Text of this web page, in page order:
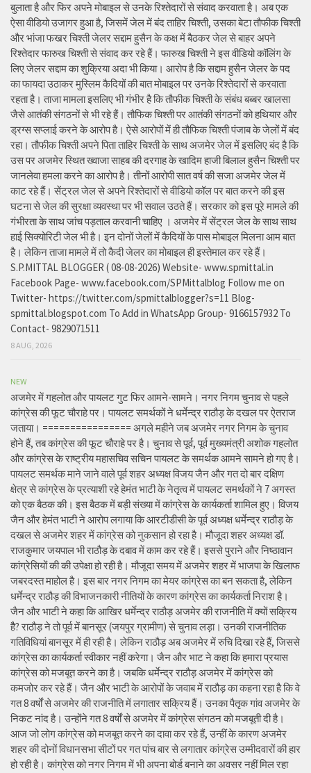
बुलाता है और फिर अपने मोबाइल से उनके रिश्तेदारों से संवाद करवाता है। अब एक
ऐसा वीडियो उजागर हुआ है, जिसमें जेल में बंद ताहिर चिश्ती, उसका बेटा तौफीक चिश्ती
और भांजा फखर चिश्ती जेलर सद्दाम हुसैन के कक्ष में बैठकर जेल से बाहर अपने
रिश्तेदार फारुख चिश्ती से संवाद कर रहे हैं। फारुख चिश्ती ने इस वीडियो कॉलिंग के
लिए जेलर सद्दाम का शुक्रिया अदा भी किया। आरोप है कि सद्दाम हुसैन जेलर के पद
का फायदा उठाकर मुस्लिम कैदियों की बात मोबाइल पर उनके रिश्तेदारों से करवाता
रहता है। ताजा मामला इसलिए भी गंभीर है कि तौफीक चिश्ती के संबंध बब्बर खालसा
जैसे आतंकी संगठनों से भी रहे हैं। तौफिक चिश्ती पर आतंकी संगठनों को हथियार और
ड्रग्स सप्लाई करने के आरोप है। ऐसे आरोपों में ही तौफिक चिश्ती पंजाब के जेलों में बंद
रहा। तौफीक चिश्ती अपने पिता ताहिर चिश्ती के साथ अजमेर जेल में इसलिए बंद है कि
उस पर अजमेर स्थित ख्वाजा साहब की दरगाह के खादिम हाजी बिलाल हुसैन चिश्ती पर
जानलेवा हमला करने का आरोप है। तीनों आरोपी सात वर्ष की सजा अजमेर जेल में
काट रहे हैं। सेंट्रल जेल से अपने रिश्तेदारों से वीडियो कॉल पर बात करने की इस
घटना से जेल की सुरक्षा व्यवस्था पर भी सवाल उठते हैं। सरकार को इस पूरे मामले की
गंभीरता के साथ जांच पड़ताल करवानी चाहिए । अजमेर में सेंट्रल जेल के साथ साथ
हाई सिक्योरिटी जेल भी है। इन दोनों जेलों में कैदियों के पास मोबाइल मिलना आम बात
है। लेकिन ताजा मामले में तो कैदी जेलर का मोबाइल ही इस्तेमाल कर रहे हैं।
S.P.MITTAL BLOGGER ( 08-08-2026) Website- www.spmittal.in
Facebook Page- www.facebook.com/SPMittalblog Follow me on
Twitter- https://twitter.com/spmittalblogger?s=11 Blog-
spmittal.blogspot.com To Add in WhatsApp Group- 9166157932 To
Contact- 9829071511
8 AUG, 2026
NEW
अजमेर में गहलोत और पायलट गुट फिर आमने-सामने। नगर निगम चुनाव से पहले
कांग्रेस की फूट चौराहे पर। पायलट समर्थकों ने धर्मेन्द्र राठौड़ के दखल पर ऐतराज
जताया। ================ अगले महीने जब अजमेर नगर निगम के चुनाव
होने हैं, तब कांग्रेस की फूट चौराहे पर है। चुनाव से पूर्व, पूर्व मुख्यमंत्री अशोक गहलोत
और कांग्रेस के राष्ट्रीय महासचिव सचिन पायलट के समर्थक आमने सामने हो गए है।
पायलट समर्थक माने जाने वाले पूर्व शहर अध्यक्ष विजय जैन और गत दो बार दक्षिण
क्षेत्र से कांग्रेस के प्रत्याशी रहे हेमंत भाटी के नेतृत्व में पायलट समर्थकों ने 7 अगस्त
को एक बैठक की। इस बैठक में बड़ी संख्या में कांग्रेस के कार्यकर्ता शामिल हुए। विजय
जैन और हेमंत भाटी ने आरोप लगाया कि आरटीडीसी के पूर्व अध्यक्ष धर्मेन्द्र राठौड़ के
दखल से अजमेर शहर में कांग्रेस को नुकसान हो रहा है। मौजूदा शहर अध्यक्ष डॉ.
राजकुमार जयपाल भी राठौड़ के दबाव में काम कर रहे हैं। इससे पुराने और निष्ठावान
कांग्रेसियों की की उपेक्षा हो रही है। मौजूदा समय में अजमेर शहर में भाजपा के खिलाफ
जबरदस्त माहोल है। इस बार नगर निगम का मेयर कांग्रेस का बन सकता है, लेकिन
धर्मेन्द्र राठौड़ की विभाजनकारी नीतियों के कारण कांग्रेस का कार्यकर्ता निराश है।
जैन और भाटी ने कहा कि आखिर धर्मेन्द्र राठौड़ अजमेर की राजनीति में क्यों सक्रिय
हैै? राठौड़ ने तो पूर्व में बानसूर (जयपुर ग्रामीण) से चुनाव लड़ा। उनकी राजनीतिक
गतिविधियां बानसूर में ही रही है। लेकिन राठौड़ अब अजमेर में रुचि दिखा रहे हैं, जिससे
कांग्रेस का कार्यकर्ता स्वीकार नहीं करेगा। जैन और भाट ने कहा कि हमारा प्रयास
कांग्रेस को मजबूत करने का है। जबकि धर्मेन्द्र राठौड़ अजमेर में कांग्रेस को
कमजोर कर रहे हैं। जैन और भाटी के आरोपों के जवाब में राठौड़ का कहना रहा है कि वे
गत 8 वर्षों से अजमेर की राजनीति में लगातार सक्रिय हैं। उनका पैतृक गांव अजमेर के
निकट नांद है। उन्होंने गत 8 वर्षों से अजमेर में कांग्रेस संगठन को मजबूती दी है।
आज जो लोग कांग्रेस को मजबूत करने का दावा कर रहे हैं, उन्हीं के कारण अजमेर
शहर की दोनों विधानसभा सीटों पर गत पांच बार से लगातार कांग्रेस उम्मीदवारों की हार
हो रही है। कांग्रेस को नगर निगम में भी अपना बोर्ड बनाने का अवसर नहीं मिल रहा